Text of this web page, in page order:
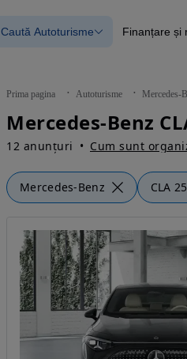
Mașini electrice
Mașini cu detalii verificate
Caută Autoturisme
Blog
Finanțare și
Prima pagina Autoturisme Mercedes-
12 anunțuri Cum sunt
Mercedes-Benz CLA